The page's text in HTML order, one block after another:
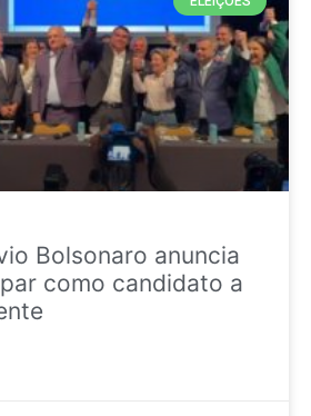
Bolsonaro anuncia
como candidato a